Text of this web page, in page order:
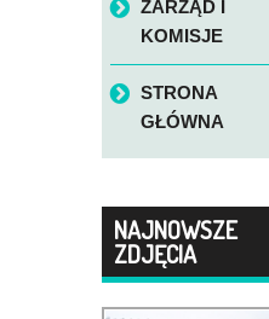
ZARZĄD I
KOMISJE
STRONA
GŁÓWNA
NAJNOWSZE
ZDJĘCIA